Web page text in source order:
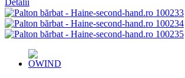
Detalii